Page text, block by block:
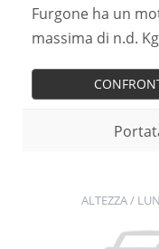
Furgone ha un
massima di n.d.
ALTEZZA /